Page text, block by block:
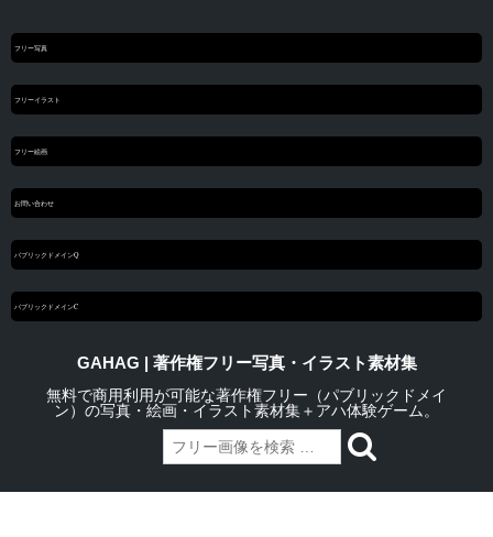
フリー写真
フリーイラスト
フリー絵画
お問い合わせ
パブリックドメインQ
パブリックドメインC
GAHAG | 著作権フリー写真・イラスト素材集
無料で商用利用が可能な著作権フリー（パブリックドメイ
ン）の写真・絵画・イラスト素材集＋アハ体験ゲーム。